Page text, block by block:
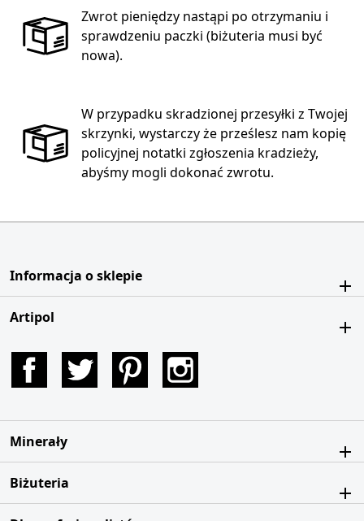
Zwrot pieniędzy nastąpi po otrzymaniu i
sprawdzeniu paczki (biżuteria musi być
nowa).
W przypadku skradzionej przesyłki z Twojej
skrzynki, wystarczy że prześlesz nam kopię
policyjnej notatki zgłoszenia kradzieży,
abyśmy mogli dokonać zwrotu.
Informacja o sklepie
Artipol
Facebook Twitter Pinterest
Minerały
Biżuteria